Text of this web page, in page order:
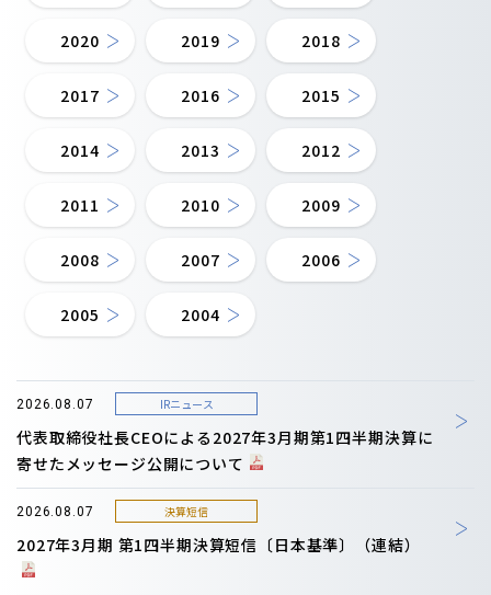
2020 2019 2018
2017 2016 2015
2014 2013 2012
2011 2010 2009
2008 2007 2006
2005 2004
2026.08.07 IRニュース
代表取締役社長CEOによる2027年3月期第1四半期決算に
寄せたメッセージ公開について
2026.08.07 決算短信
2027年3月期 第1四半期決算短信〔日本基準〕（連結）